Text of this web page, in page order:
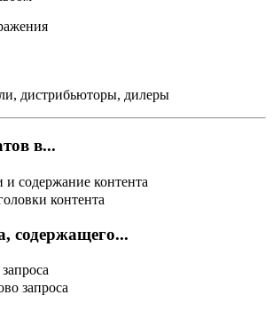
дистрибьюторы, дилеры
в...
и содержание контента
контента
содержащего...
запроса